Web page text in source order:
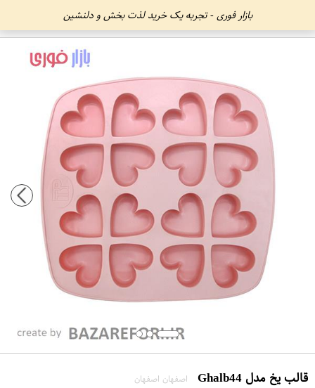
بازار فوری - تجربه یک خرید لذت بخش و دلنشین
قالب یخ مدل Ghalb44 اصفهان اصفهان